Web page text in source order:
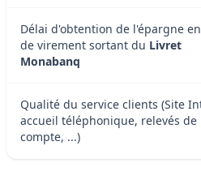
Délai d'obtention de l'épargne
de virement sortant du Livret
Monabanq
Qualité du service clients (Site
accueil téléphonique, relevés de
compte, ...)